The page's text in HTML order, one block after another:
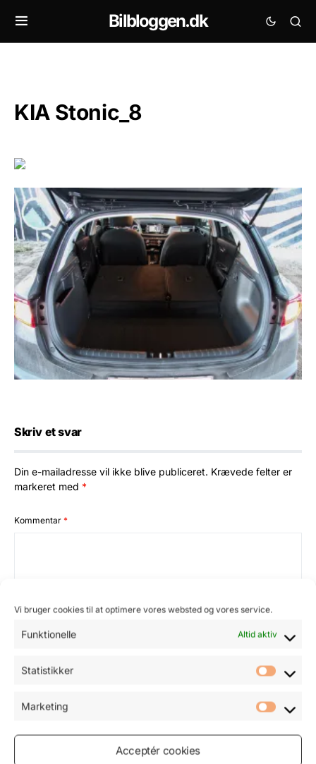
Vi bruger cookies til at optimere vores websted og vores service.
Funktionelle Altid aktiv
Statistikker
Marketing
Acceptér cookies
Bilbloggen.dk
KIA Stonic_8
Skriv et svar
Din e-mailadresse vil ikke blive publiceret. Krævede felter er
markeret med *
Kommentar *
Navn *